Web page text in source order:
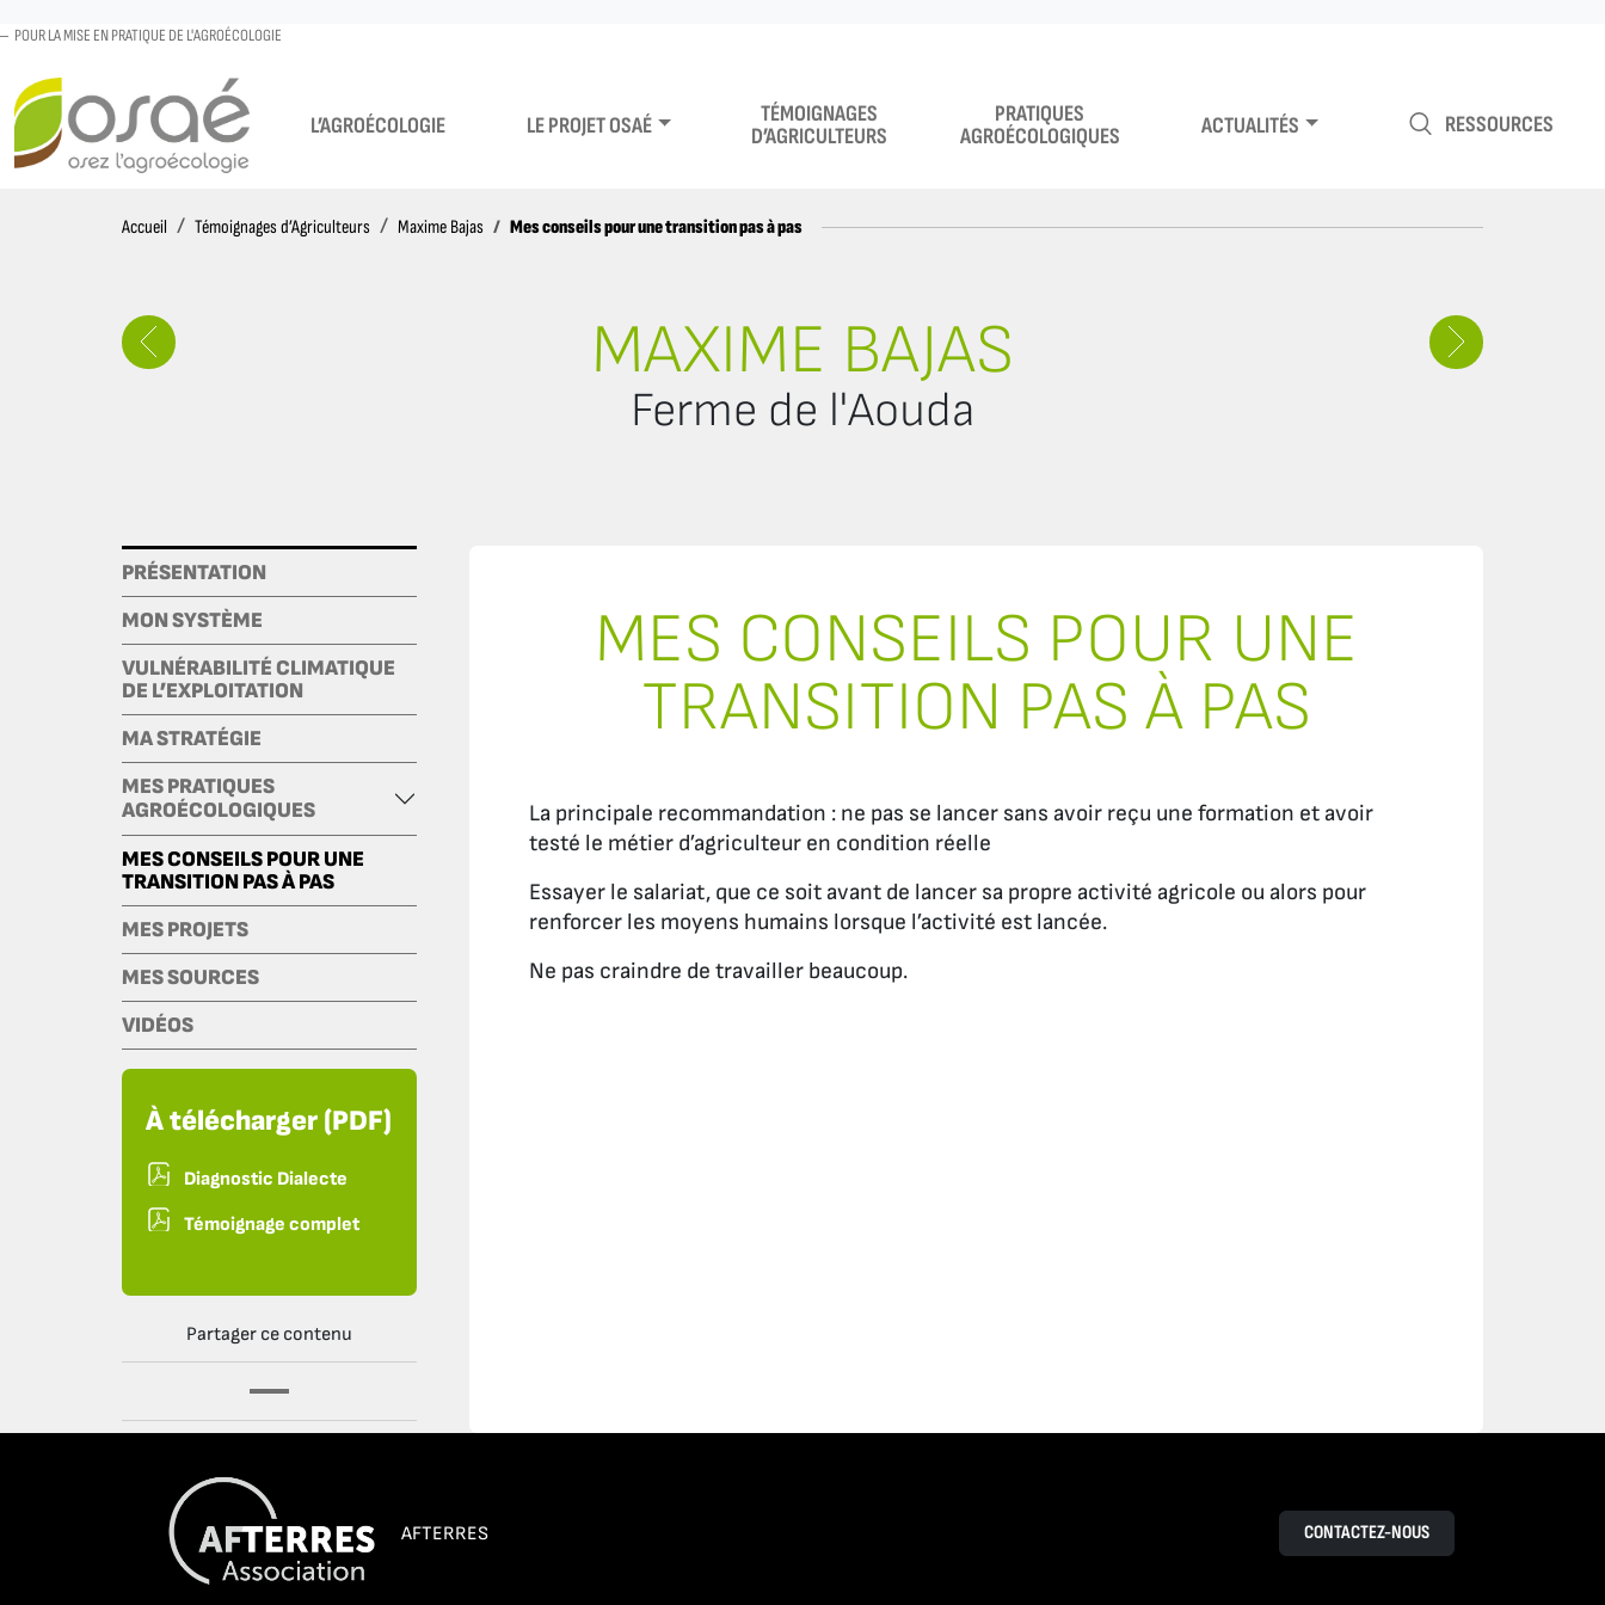
POUR LA MISE EN PRATIQUE DE L'AGROÉCOLOGIE
L’AGROÉCOLOGIE LE PROJET OSAÉ
TÉMOIGNAGES
D’AGRICULTEURS
PRATIQUES
AGROÉCOLOGIQUES
ACTUALITÉS RESSOURCES
Accueil AccueilTémoignages d’Agriculteurs Maxime Bajas Mes conseils pour une transition pas à pas
MAXIME BAJAS
Ferme de l'Aouda
PRÉSENTATION
MON SYSTÈME
VULNÉRABILITÉ CLIMATIQUE
DE L’EXPLOITATION
MA STRATÉGIE
MES PRATIQUES
AGROÉCOLOGIQUES
MES CONSEILS POUR UNE
TRANSITION PAS À PAS
MES PROJETS
MES SOURCES
VIDÉOS
À télécharger (PDF)
Diagnostic Dialecte
Témoignage complet
Partager ce contenu
MES CONSEILS POUR UNE
TRANSITION PAS À PAS
La principale recommandation : ne pas se lancer sans avoir reçu une formation et avoir
testé le métier d’agriculteur en condition réelle
Essayer le salariat, que ce soit avant de lancer sa propre activité agricole ou alors pour
renforcer les moyens humains lorsque l’activité est lancée.
Ne pas craindre de travailler beaucoup.
AFTERRES CONTACTEZ-NOUS